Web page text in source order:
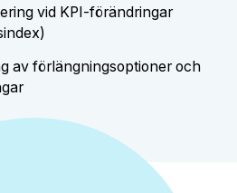
vid KPI-förändringar
av förlängningsoptioner och